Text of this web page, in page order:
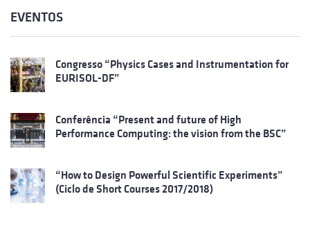
EVENTOS
Congresso “Physics Cases and Instrumentation for
EURISOL-DF”
Conferência “Present and future of High
Performance Computing: the vision from the BSC”
“How to Design Powerful Scientific Experiments”
(Ciclo de Short Courses 2017/2018)